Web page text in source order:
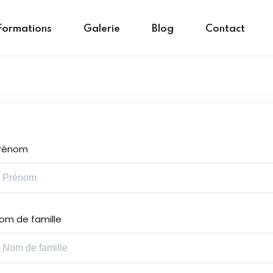
Galerie Blog Contact
de famille